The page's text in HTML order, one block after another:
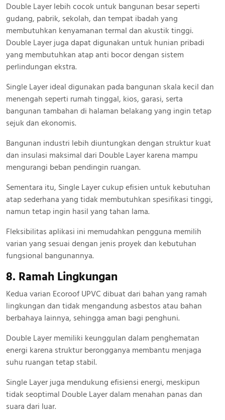
Double Layer lebih cocok untuk bangunan besar seperti
gudang, pabrik, sekolah, dan tempat ibadah yang
membutuhkan kenyamanan termal dan akustik tinggi.
Double Layer juga dapat digunakan untuk hunian pribadi
yang membutuhkan atap anti bocor dengan sistem
perlindungan ekstra.
Single Layer ideal digunakan pada bangunan skala kecil dan
menengah seperti rumah tinggal, kios, garasi, serta
bangunan tambahan di halaman belakang yang ingin tetap
sejuk dan ekonomis.
Bangunan industri lebih diuntungkan dengan struktur kuat
dan insulasi maksimal dari Double Layer karena mampu
mengurangi beban pendingin ruangan.
Sementara itu, Single Layer cukup efisien untuk kebutuhan
atap sederhana yang tidak membutuhkan spesifikasi tinggi,
namun tetap ingin hasil yang tahan lama.
Fleksibilitas aplikasi ini memudahkan pengguna memilih
varian yang sesuai dengan jenis proyek dan kebutuhan
fungsional bangunannya.
8. Ramah Lingkungan
Kedua varian Ecoroof UPVC dibuat dari bahan yang ramah
lingkungan dan tidak mengandung asbestos atau bahan
berbahaya lainnya, sehingga aman bagi penghuni.
Double Layer memiliki keunggulan dalam penghematan
energi karena struktur berongganya membantu menjaga
suhu ruangan tetap stabil.
Single Layer juga mendukung efisiensi energi, meskipun
tidak seoptimal Double Layer dalam menahan panas dan
suara dari luar.